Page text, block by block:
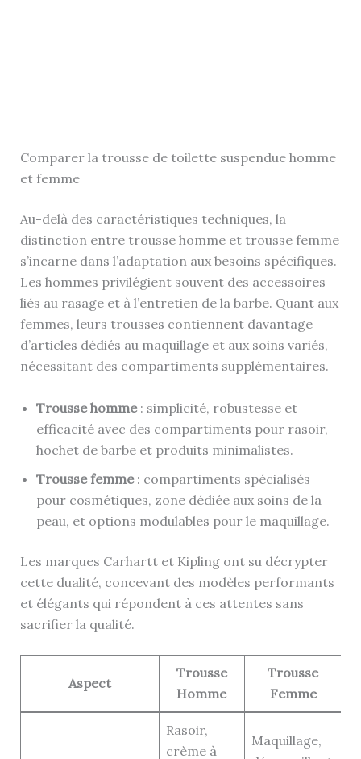
Comparer la trousse de toilette suspendue homme
et femme
Au-delà des caractéristiques techniques, la
distinction entre trousse homme et trousse femme
s’incarne dans l’adaptation aux besoins spécifiques.
Les hommes privilégient souvent des accessoires
liés au rasage et à l’entretien de la barbe. Quant aux
femmes, leurs trousses contiennent davantage
d’articles dédiés au maquillage et aux soins variés,
nécessitant des compartiments supplémentaires.
Trousse homme: simplicité, robustesse et
efficacité avec des compartiments pour rasoir,
hochet de barbe et produits minimalistes.
Trousse femme: compartiments spécialisés
pour cosmétiques, zone dédiée aux soins de la
peau, et options modulables pour le maquillage.
Les marques Carhartt et Kipling ont su décrypter
cette dualité, concevant des modèles performants
et élégants qui répondent à ces attentes sans
sacrifier la qualité.
Aspect
Trousse
Homme
Trousse
Femme
Rasoir,
crème à
Maquillage,